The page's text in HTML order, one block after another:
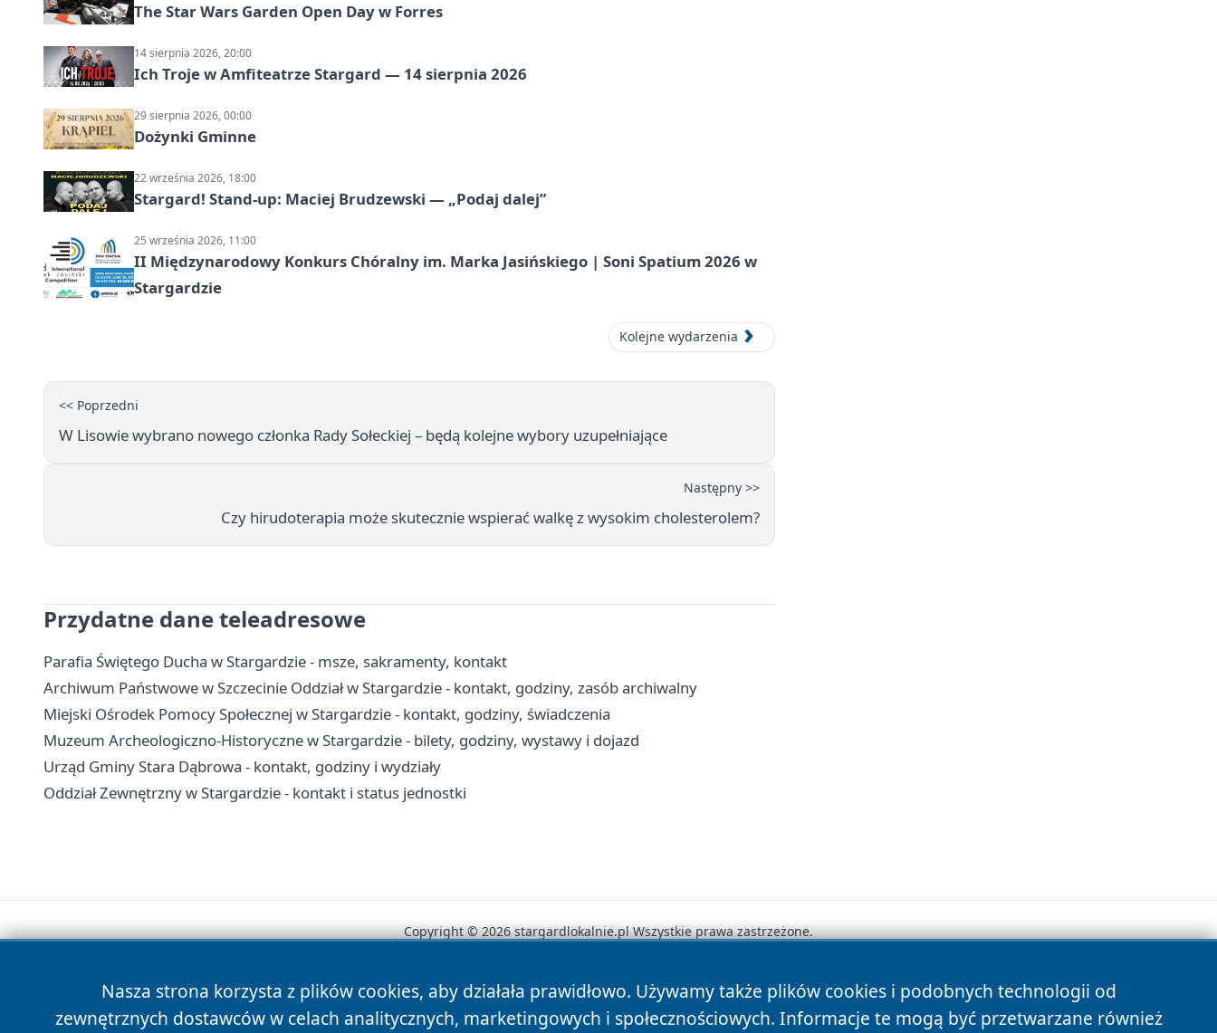
The Star Wars Garden Open Day w Forres
14 sierpnia 2026, 20:00
Ich Troje w Amfiteatrze Stargard — 14 sierpnia 2026
29 sierpnia 2026, 00:00
Dożynki Gminne
22 września 2026, 18:00
Stargard! Stand-up: Maciej Brudzewski — „Podaj dalej”
25 września 2026, 11:00
II Międzynarodowy Konkurs Chóralny im. Marka Jasińskiego | Soni Spatium 2026 w
Stargardzie
Kolejne wydarzenia
<< Poprzedni
W Lisowie wybrano nowego członka Rady Sołeckiej – będą kolejne wybory uzupełniające
Następny >>
Czy hirudoterapia może skutecznie wspierać walkę z wysokim cholesterolem?
Przydatne dane teleadresowe
Parafia Świętego Ducha w Stargardzie - msze, sakramenty, kontakt
Archiwum Państwowe w Szczecinie Oddział w Stargardzie - kontakt, godziny, zasób archiwalny
Miejski Ośrodek Pomocy Społecznej w Stargardzie - kontakt, godziny, świadczenia
Muzeum Archeologiczno-Historyczne w Stargardzie - bilety, godziny, wystawy i dojazd
Urząd Gminy Stara Dąbrowa - kontakt, godziny i wydziały
Oddział Zewnętrzny w Stargardzie - kontakt i status jednostki
Nasza strona korzysta z plików cookies, aby działała prawidłowo. Używamy także plików cookies i podobnych technologii od
zewnętrznych dostawców w celach analitycznych, marketingowych i społecznościowych. Informacje te mogą być przetwarzane również
Copyright © 2026 stargardlokalnie.pl Wszystkie prawa zastrzeżone.
News Autorzy Polityka Prywatności Polityka Cookies